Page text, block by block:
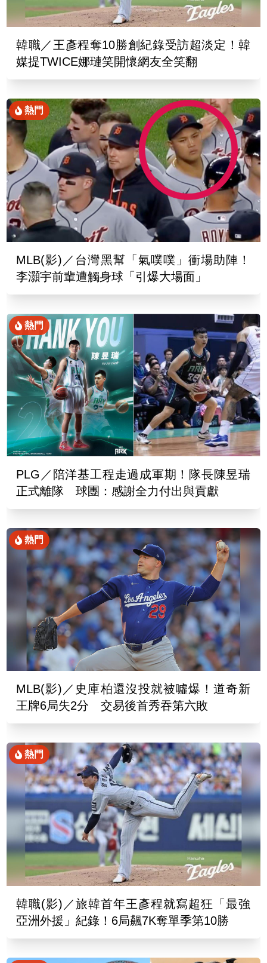
韓職／王彥程奪10勝創紀錄受訪超淡定！韓
媒提TWICE娜璉笑開懷網友全笑翻
熱門
MLB(影)／台灣黑幫「氣噗噗」衝場助陣！
李灝宇前輩遭觸身球「引爆大場面」
熱門
PLG／陪洋基工程走過成軍期！隊長陳昱瑞
正式離隊 球團：感謝全力付出與貢獻
熱門
MLB(影)／史庫柏還沒投就被噓爆！道奇新
王牌6局失2分 交易後首秀吞第六敗
熱門
韓職(影)／旅韓首年王彥程就寫超狂「最強
亞洲外援」紀錄！6局飆7K奪單季第10勝